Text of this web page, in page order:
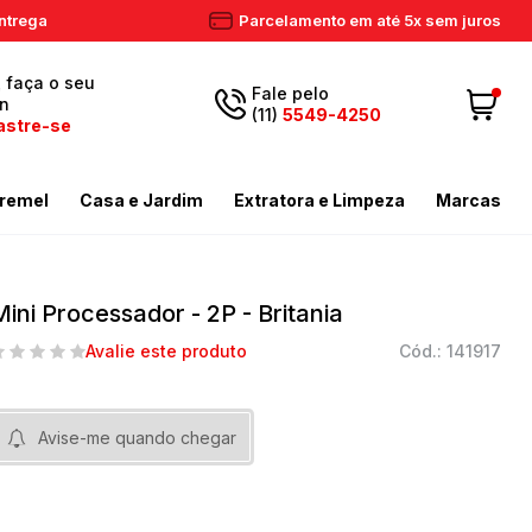
Parcelamento em até 5x sem juros
faça o seu
se
pedidos
Fale pelo
(11) 5549-4250
contato@eletronservice.com.br
atendimento
e Circulador
de Ar
Casa e Jardim
de Cerca Viva
Extratora e Limpeza
Limpador a Vapor
Mop de Limpeza
Marcas
Processador - 2P - Britania
Avalie este produto Cód.: 141917
Avise-me quando chegar